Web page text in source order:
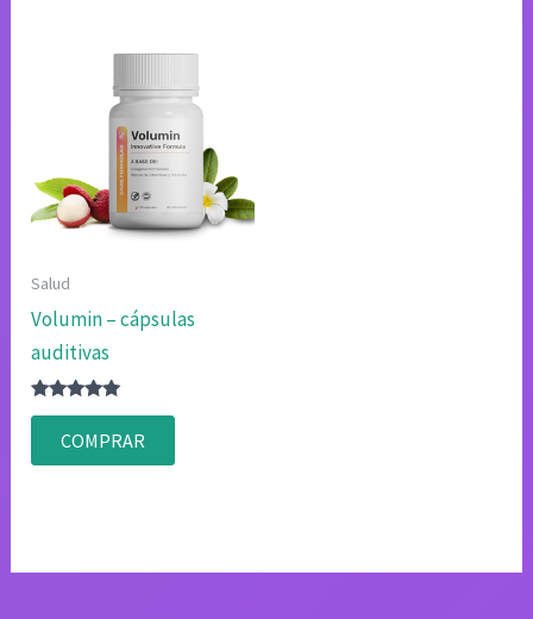
Salud
Volumin – cápsulas
auditivas
Valorado
4.83
de 5
COMPRAR